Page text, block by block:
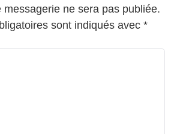
messagerie ne sera pas publiée.
sont indiqués avec *